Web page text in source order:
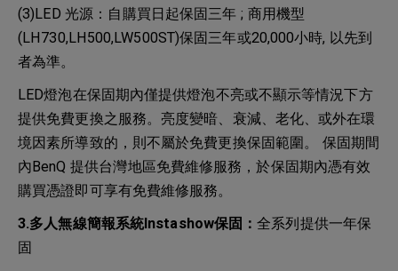
(3)LED 光源：自購買日起保固三年 ; 商用機型
(LH730,LH500,LW500ST)保固三年或20,000小時, 以先到
者為準。
LED燈泡在保固期內僅提供燈泡不亮或不顯示等情況下方
提供免費更換之服務。亮度變暗、衰減、老化、或外在環
境因素所導致的，則不屬於免費更換保固範圍。 保固期間
內BenQ 提供台灣地區免費維修服務，於保固期內憑有效
購買憑證即可享有免費維修服務。
3.多人無線簡報系統Instashow保固：全系列提供一年保
固